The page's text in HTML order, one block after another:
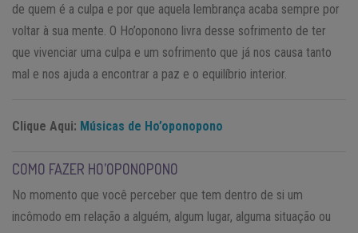
de quem é a culpa e por que aquela lembrança acaba sempre por
voltar à sua mente. O Ho’oponono livra desse sofrimento de ter
que vivenciar uma culpa e um sofrimento que já nos causa tanto
mal e nos ajuda a encontrar a paz e o equilíbrio interior.
Clique Aqui: Músicas de Ho’oponopono
COMO FAZER HO’OPONOPONO
No momento que você perceber que tem dentro de si um
incômodo em relação a alguém, algum lugar, alguma situação ou